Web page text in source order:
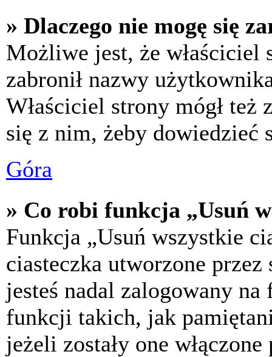
» Dlaczego nie mogę się
Możliwe jest, że właściciel
zabronił nazwy
Właściciel strony mógł
się z nim, żeby dowiedzieć
Góra
» Co robi funkcja „Usuń
Funkcja „Usuń wszystkie
ciasteczka utworzone
jesteś nadal zalogowany
funkcji takich, jak
jeżeli zostały one